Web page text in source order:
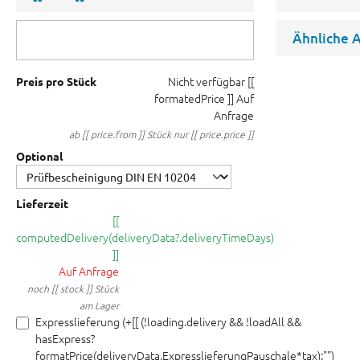
Preis pro Stück Nicht verfügbar [[
formatedPrice ]] Auf
Anfrage
ab [[ price.from ]] Stück nur [[ price.price ]]
Optional
Lieferzeit
[[
computedDelivery(deliveryData?.deliveryTimeDays)
]]
Auf Anfrage
noch [[ stock ]] Stück
am Lager
Expresslieferung (+[[ (!loading.delivery && !loadAll &&
hasExpress?
formatPrice(deliveryData.ExpresslieferungPauschale*tax):"")
Ähnliche